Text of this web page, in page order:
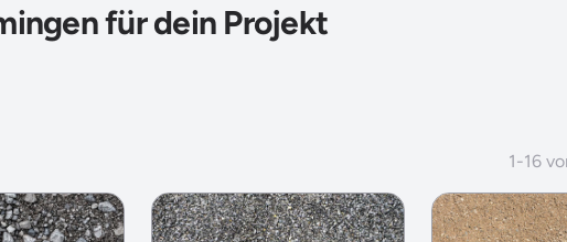
für dein Projekt
1-16